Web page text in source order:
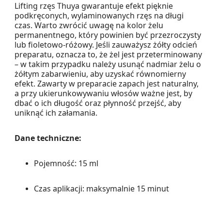
Lifting rzęs Thuya gwarantuje efekt pięknie
podkręconych, wylaminowanych rzęs na długi
czas. Warto zwrócić uwagę na kolor żelu
permanentnego, który powinien być przezroczysty
lub fioletowo-różowy. Jeśli zauważysz żółty odcień
preparatu, oznacza to, że żel jest przeterminowany
– w takim przypadku należy usunąć nadmiar żelu o
żółtym zabarwieniu, aby uzyskać równomierny
efekt. Zawarty w preparacie zapach jest naturalny,
a przy ukierunkowywaniu włosów ważne jest, by
dbać o ich długość oraz płynność przejść, aby
uniknąć ich załamania.
Dane techniczne:
Pojemność: 15 ml
Czas aplikacji: maksymalnie 15 minut